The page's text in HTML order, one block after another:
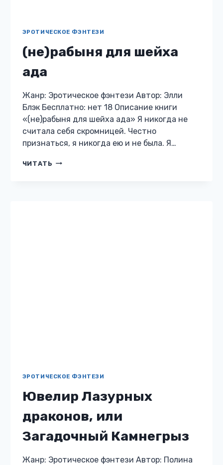
ЭРОТИЧЕСКОЕ ФЭНТЕЗИ
(не)рабыня для шейха
ада
Жанр: Эротическое фэнтези Автор: Элли
Блэк Бесплатно: нет 18 Описание книги
«(не)рабыня для шейха ада» Я никогда не
считала себя скромницей. Честно
признаться, я никогда ею и не была. Я…
ЧИТАТЬ (НЕ)РАБЫНЯ
ЭРОТИЧЕСКОЕ ФЭНТЕЗИ
Ювелир Лазурных
драконов, или
Загадочный Камнегрыз
Жанр: Эротическое фэнтези Автор: Полина